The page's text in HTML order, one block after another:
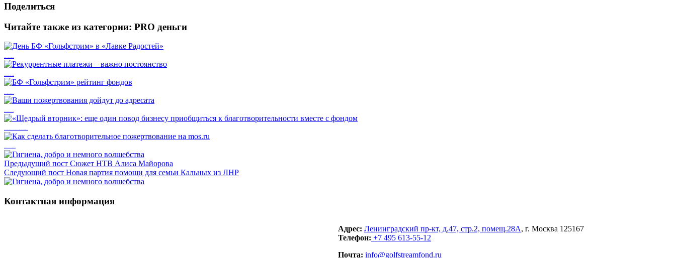
Поделиться
Читайте также из категории: PRO деньги
Предыдущий пост Сюжет НТВ Алиса Майорова
Следующий пост Новая партия помощи для семьи Кальных из ЛНР
Контактная информация
Адрес: Ленинградский пр-кт, д.47, стр.2, помещ.28А, г. Москва 125167
Телефон: +7 495 613-55-12
Почта: info@golfstreamfond.ru